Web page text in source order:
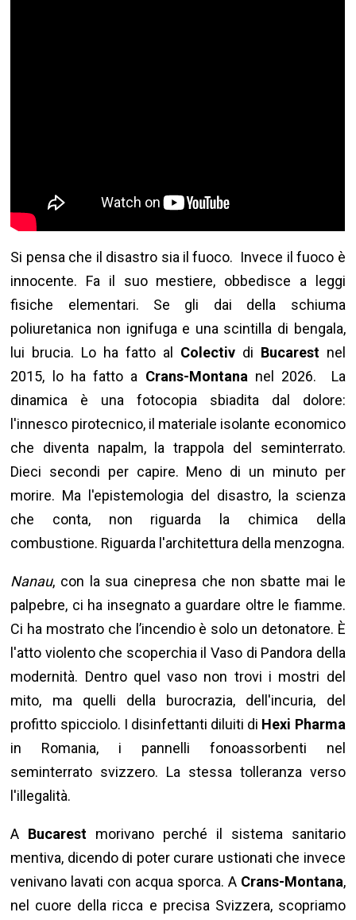
Si pensa che il disastro sia il fuoco. Invece il fuoco è
innocente. Fa il suo mestiere, obbedisce a leggi
fisiche elementari. Se gli dai della schiuma
poliuretanica non ignifuga e una scintilla di bengala,
lui brucia. Lo ha fatto al Colectiv di Bucarestnel
2015, lo ha fatto a Crans-Montananel 2026. La
dinamica è una fotocopia sbiadita dal dolore:
l'innesco pirotecnico, il materiale isolante economico
che diventa napalm, la trappola del seminterrato.
Dieci secondi per capire. Meno di un minuto per
morire. Ma l'epistemologia del disastro, la scienza
che conta, non riguarda la chimica della
combustione. Riguarda l'architettura della menzogna.
Nanau, con la sua cinepresa che non sbatte mai le
palpebre, ci ha insegnato a guardare oltre le fiamme.
Ci ha mostrato che l’incendio è solo un detonatore. È
l'atto violento che scoperchia il Vaso di Pandora della
modernità. Dentro quel vaso non trovi i mostri del
mito, ma quelli della burocrazia, dell'incuria, del
profitto spicciolo. I disinfettanti diluiti di Hexi Pharma
in Romania, i pannelli fonoassorbenti nel
seminterrato svizzero. La stessa tolleranza verso
l'illegalità.
A Bucarest morivano perché il sistema sanitario
mentiva, dicendo di poter curare ustionati che invece
venivano lavati con acqua sporca. A Crans-Montana,
nel cuore della ricca e precisa Svizzera, scopriamo